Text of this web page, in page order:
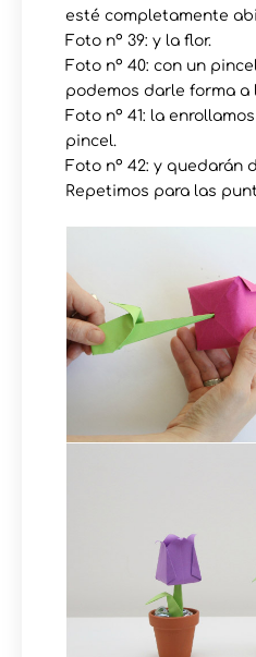
esté completamente
Foto nº 39: y la flor.
Foto nº 40: con un
podemos darle forma a
Foto nº 41: la
pincel.
Foto nº 42: y quedarán
Repetimos para las